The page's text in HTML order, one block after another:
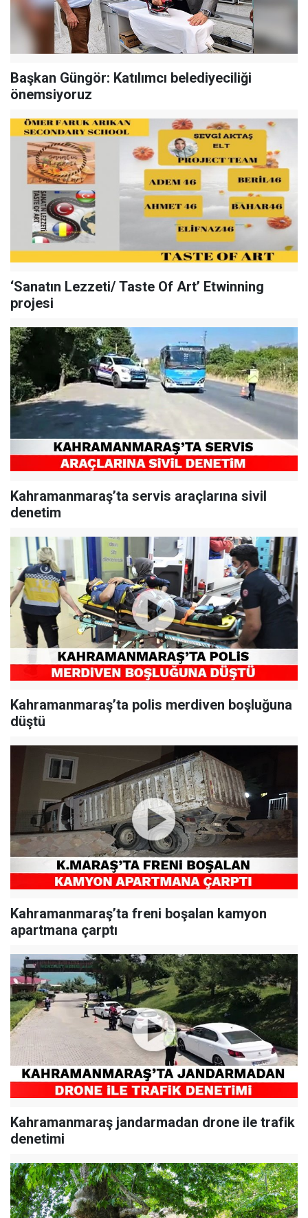
Başkan Güngör: Katılımcı belediyeciliği
önemsiyoruz
‘Sanatın Lezzeti/ Taste Of Art’ Etwinning
projesi
Kahramanmaraş’ta servis araçlarına sivil
denetim
Kahramanmaraş’ta polis merdiven boşluğuna
düştü
Kahramanmaraş’ta freni boşalan kamyon
apartmana çarptı
Kahramanmaraş jandarmadan drone ile trafik
denetimi